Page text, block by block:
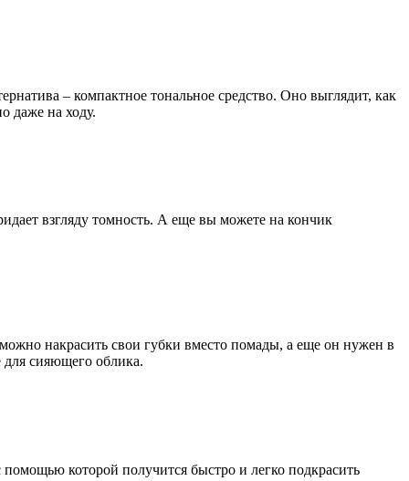
– компактное тональное средство. Оно выглядит, как
даже на ходу.
взгляду томность. А еще вы можете на кончик
накрасить свои губки вместо помады, а еще он нужен в
сияющего облика.
которой получится быстро и легко подкрасить